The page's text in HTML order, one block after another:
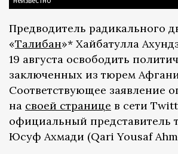
Предводитель радикального
«Талибан»* Хайбатулла
19 августа освободить
заключенных из тюрем
Соответствующее заявление
на своей странице в сети
официальный представитель
Юсуф Ахмади (Qari Yousaf